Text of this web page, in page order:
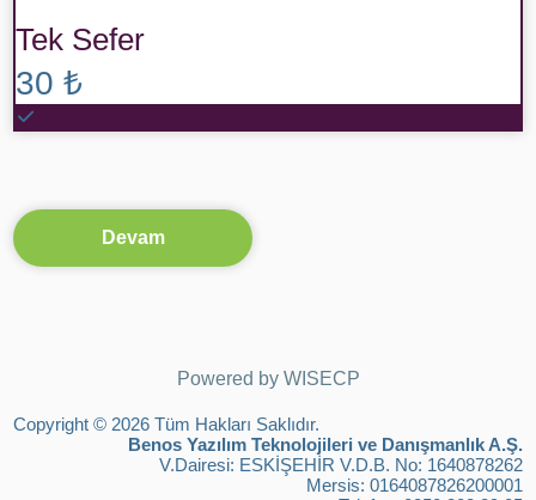
Tek Sefer
30 ₺
Devam
Powered by WISECP
Copyright © 2026 Tüm Hakları Saklıdır.
Benos Yazılım Teknolojileri ve Danışmanlık A.Ş.
V.Dairesi: ESKİŞEHİR V.D.B. No: 1640878262
Mersis: 0164087826200001